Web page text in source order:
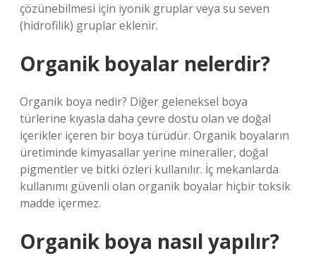
çözünebilmesi için iyonik gruplar veya su seven
(hidrofilik) gruplar eklenir.
Organik boyalar nelerdir?
Organik boya nedir? Diğer geleneksel boya
türlerine kıyasla daha çevre dostu olan ve doğal
içerikler içeren bir boya türüdür. Organik boyaların
üretiminde kimyasallar yerine mineraller, doğal
pigmentler ve bitki özleri kullanılır. İç mekanlarda
kullanımı güvenli olan organik boyalar hiçbir toksik
madde içermez.
Organik boya nasıl yapılır?